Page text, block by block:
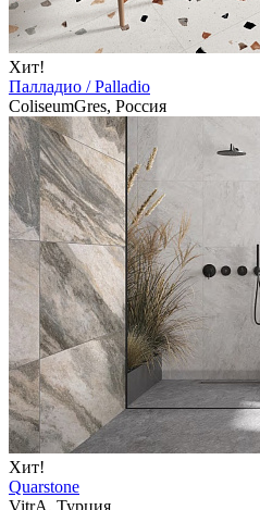
Хит!
Палладио / Palladio
ColiseumGres, Россия
Хит!
Quarstone
VitrA, Турция